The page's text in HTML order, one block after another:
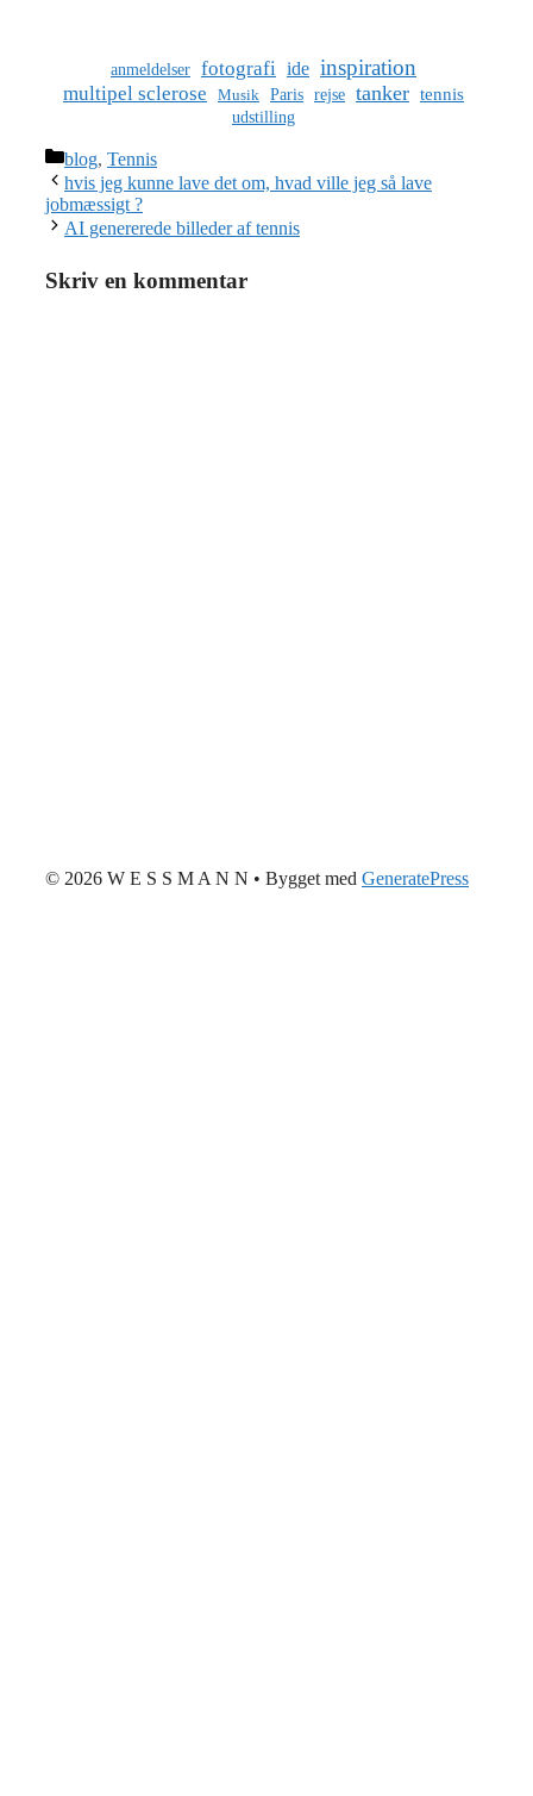
anmeldelser fotografi ide inspiration
multipel sclerose Musik Paris rejse tanker tennis
udstilling
Kategorier
blog, Tennis
hvis jeg kunne lave det om, hvad ville jeg så lave
jobmæssigt ?
AI genererede billeder af tennis
Skriv en kommentar
© 2026 W E S S M A N N • Bygget med GeneratePress